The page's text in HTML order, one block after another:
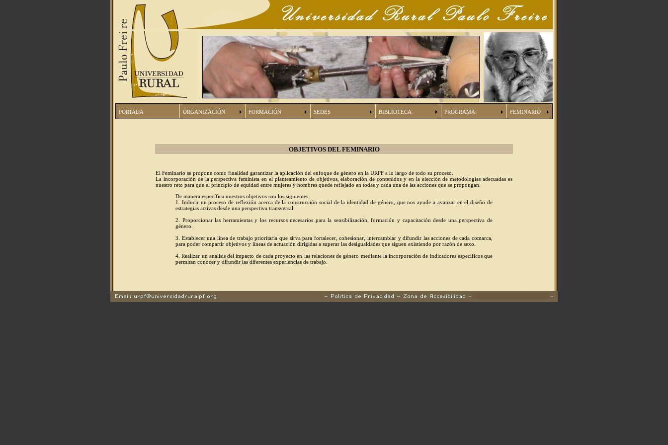
PORTADA ORGANIZACIÓN FORMACIÓN SEDES BIBLIOTECA PROGRAMA FEMINARIO
OBJETIVOS DEL FEMINARIO
El Feminario se propone como finalidad garantizar la aplicación del enfoque de género en la URPF a lo largo de todo su proceso.
La incorporación de la perspectiva feminista en el planteamiento de objetivos, elaboración de contenidos y en la elección de metodologías adecuadas es
nuestro reto para que el principio de equidad entre mujeres y hombres quede reflejado en todas y cada una de las acciones que se propongan.
De manera específica nuestros objetivos son los siguientes:
1. Inducir un proceso de reflexión acerca de la construcción social de la identidad de género, que nos ayude a avanzar en el diseño de
estrategias activas desde una perspectiva transversal.
2. Proporcionar las herramientas y los recursos necesarios para la sensibilización, formación y capacitación desde una perspectiva de
género.
3. Establecer una línea de trabajo prioritaria que sirva para fortalecer, cohesionar, intercambiar y difundir las acciones de cada comarca,
para poder compartir objetivos y líneas de actuación dirigidas a superar las desigualdades que siguen existiendo por razón de sexo.
4. Realizar un análisis del impacto de cada proyecto en las relaciones de género mediante la incorporación de indicadores específicos que
permitan conocer y difundir las diferentes experiencias de trabajo.